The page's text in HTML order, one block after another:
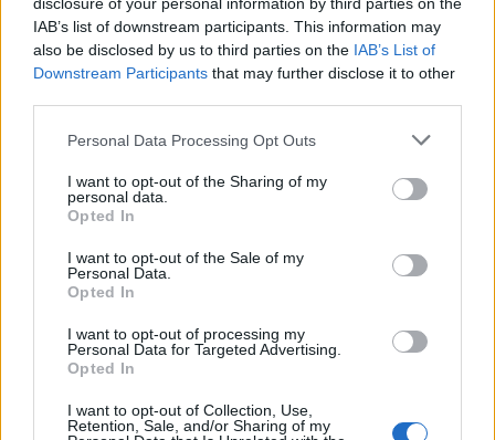
IAB’s list of downstream participants. This information may
also be disclosed by us to third parties on the IAB’s List of
Downstream Participants that may further disclose it to other
Please note that this website/app uses one or more Google
not limited to your visit or usage behaviour. You may click to
grant or deny consent to Google and its third-party tags to
use your data for below specified purposes in below Google
consent section.
Personal Data Processing Opt Outs
I want to opt-out of the Sharing of my
personal data.
Opted In
I want to opt-out of the Sale of my
Personal Data.
Opted In
I want to opt-out of processing my
Personal Data for Targeted Advertising.
Opted In
I want to opt-out of Collection, Use,
Retention, Sale, and/or Sharing of my
olvashatóa Lakhatás Európában2021-es interaktív
kiadványban. Akit mélyebben érdekel a téma,
érdemes tanulmányoznia – pár adatsort az alábbi
grafikákon is meg tudtok nézni.